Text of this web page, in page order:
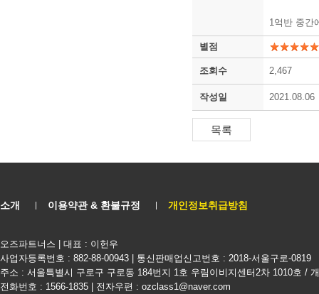
1억반 중간
별점
조회수 2,467
작성일 2021.08.06
소개 이용약관 & 환불규정 개인정보취급방침
오즈파트너스 | 대표 : 이헌우
사업자등록번호 : 882-88-00943 | 통신판매업신고번호 : 2018-서울구로-0819
주소 : 서울특별시 구로구 구로동 184번지 1호 우림이비지센터2차 1010호 /
전화번호 : 1566-1835 | 전자우편 : ozclass1@naver.com